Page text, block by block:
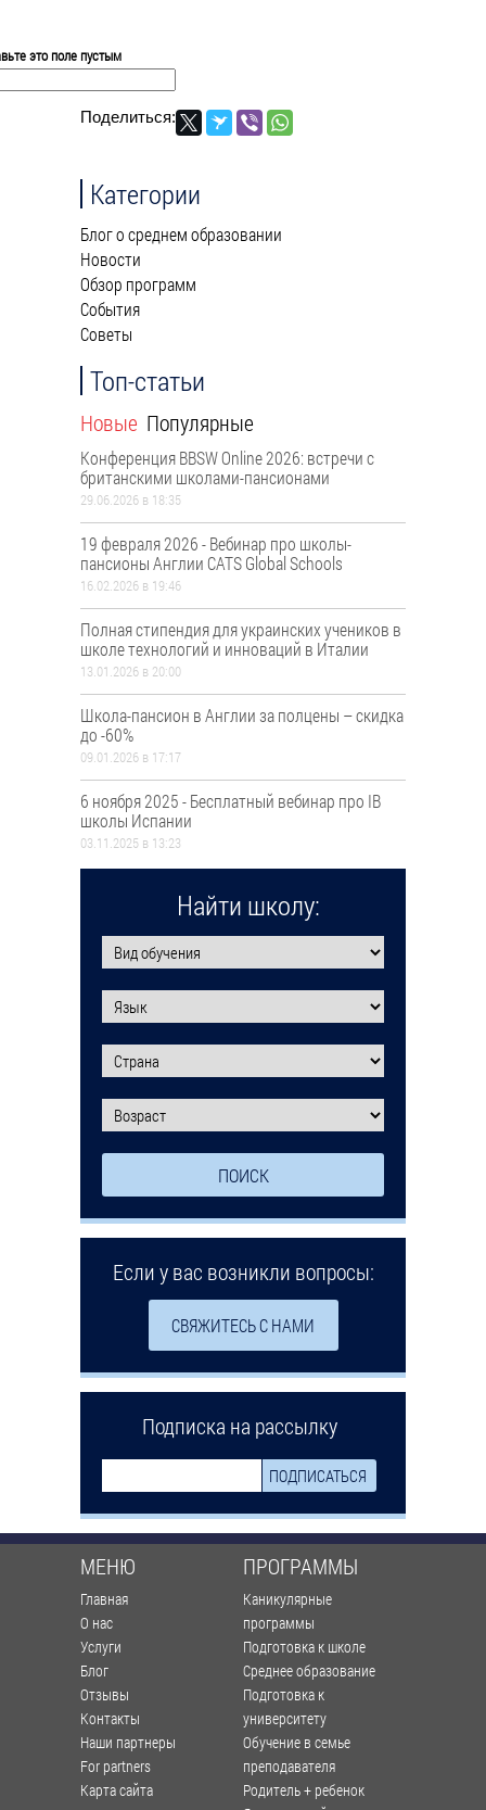
это поле пустым
Поделиться:
Категории
Блог о среднем образовании
Новости
Обзор программ
События
Советы
Топ-статьи
Новые Популярные
Конференция BBSW Online 2026: встречи с
британскими школами-пансионами
29.06.2026 в 18:35
19 февраля 2026 - Вебинар про школы-
пансионы Англии CATS Global Schools
16.02.2026 в 19:46
Полная стипендия для украинских учеников в
школе технологий и инноваций в Италии
13.01.2026 в 20:00
Школа-пансион в Англии за полцены – скидка
до -60%
09.01.2026 в 17:17
6 ноября 2025 - Бесплатный вебинар про ІВ
школы Испании
03.11.2025 в 13:23
Найти школу:
Если у вас возникли вопросы:
СВЯЖИТЕСЬ С НАМИ
Подписка на рассылку
МЕНЮ
Главная
О нас
Услуги
Блог
Отзывы
Контакты
Наши партнеры
For partners
Карта сайта
ПРОГРАММЫ
Каникулярные
программы
Подготовка к школе
Среднее образование
Подготовка к
университету
Обучение в семье
преподавателя
Родитель + ребенок